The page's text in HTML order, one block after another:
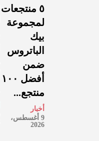
٥ منتجعات
لمجموعة
بيك
الباتروس
ضمن
أفضل ١٠٠
منتجع...
أخبار
9 أغسطس،
2026